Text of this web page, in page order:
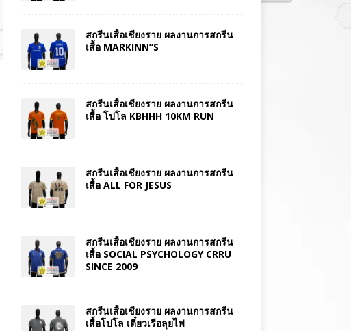
สกรีนเสื้อเชียงราย ผลงานการสกรีน
เสื้อ MARKINN”S
สกรีนเสื้อเชียงราย ผลงานการสกรีน
เสื้อ โปโล KBHHH 10KM RUN
สกรีนเสื้อเชียงราย ผลงานการสกรีน
เสื้อ ALL FOR JESUS
สกรีนเสื้อเชียงราย ผลงานการสกรีน
เสื้อ SOCIAL PSYCHOLOGY CRRU
SINCE 2009
สกรีนเสื้อเชียงราย ผลงานการสกรีน
เสื้อโปโล เตี๋ยวเรือลุยไฟ